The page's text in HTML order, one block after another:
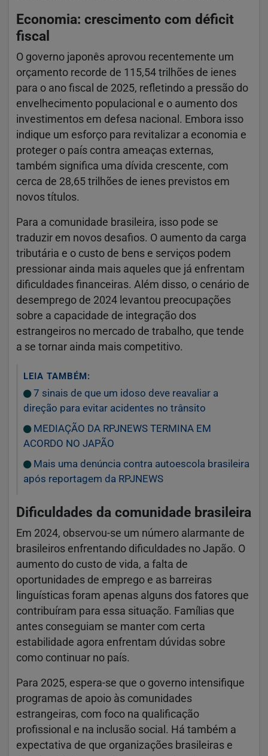
Economia: crescimento com déficit
fiscal
O governo japonês aprovou recentemente um
orçamento recorde de 115,54 trilhões de ienes
para o ano fiscal de 2025, refletindo a pressão do
envelhecimento populacional e o aumento dos
investimentos em defesa nacional. Embora isso
indique um esforço para revitalizar a economia e
proteger o país contra ameaças externas,
também significa uma dívida crescente, com
cerca de 28,65 trilhões de ienes previstos em
novos títulos.
Para a comunidade brasileira, isso pode se
traduzir em novos desafios. O aumento da carga
tributária e o custo de bens e serviços podem
pressionar ainda mais aqueles que já enfrentam
dificuldades financeiras. Além disso, o cenário de
desemprego de 2024 levantou preocupações
sobre a capacidade de integração dos
estrangeiros no mercado de trabalho, que tende
a se tornar ainda mais competitivo.
LEIA TAMBÉM:
7 sinais de que um idoso deve reavaliar a
direção para evitar acidentes no trânsito
MEDIAÇÃO DA RPJNEWS TERMINA EM
ACORDO NO JAPÃO
Mais uma denúncia contra autoescola brasileira
após reportagem da RPJNEWS
Dificuldades da comunidade brasileira
Em 2024, observou-se um número alarmante de
brasileiros enfrentando dificuldades no Japão. O
aumento do custo de vida, a falta de
oportunidades de emprego e as barreiras
linguísticas foram apenas alguns dos fatores que
contribuíram para essa situação. Famílias que
antes conseguiam se manter com certa
estabilidade agora enfrentam dúvidas sobre
como continuar no país.
Para 2025, espera-se que o governo intensifique
programas de apoio às comunidades
estrangeiras, com foco na qualificação
profissional e na inclusão social. Há também a
expectativa de que organizações brasileiras e